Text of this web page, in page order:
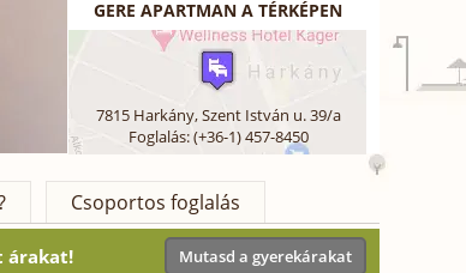
GERE APARTMAN A TÉRKÉPEN
7815 Harkány,Szent István u. 39/a
Foglalás: (+36-1) 457-8450
Csoportos foglalás
árakat! Mutasd a gyerekárakat